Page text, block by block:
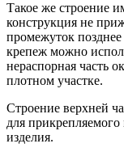
Такое же строение
конструкция не
промежуток
крепеж можно
нераспорная часть
плотном участке.
Строение верхней
для
изделия.